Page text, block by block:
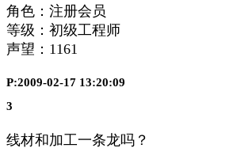
角色：注册会员
等级：初级工程师
声望： 1161
P:2009-02-17 13:20:09
3
线材和加工一条龙吗？